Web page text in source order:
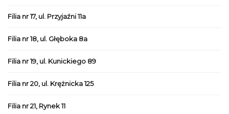
Filia nr 17, ul. Przyjaźni 11a
Filia nr 18, ul. Głęboka 8a
Filia nr 19, ul. Kunickiego 89
Filia nr 20, ul. Krężnicka 125
Filia nr 21, Rynek 11